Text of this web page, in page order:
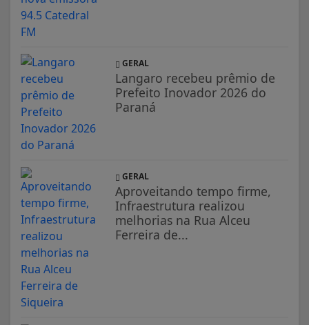
GERAL
Langaro recebeu prêmio de
Prefeito Inovador 2026 do
Paraná
GERAL
Aproveitando tempo firme,
Infraestrutura realizou
melhorias na Rua Alceu
Ferreira de...